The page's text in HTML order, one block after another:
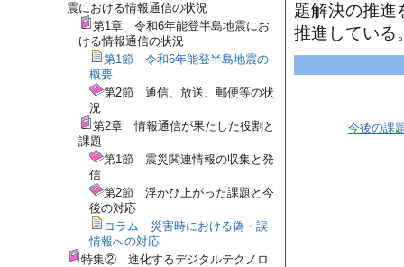
題解決の推進
推進している
今後の課
震における情報通信の状況
第1章 令和6年能登半島地震にお
ける情報通信の状況
第1節 令和6年能登半島地震の
概要
第2節 通信、放送、郵便等の状
況
第2章 情報通信が果たした役割と
課題
第1節 震災関連情報の収集と発
信
第2節 浮かび上がった課題と今
後の対応
コラム 災害時における偽・誤
情報への対応
特集② 進化するデジタルテクノロ